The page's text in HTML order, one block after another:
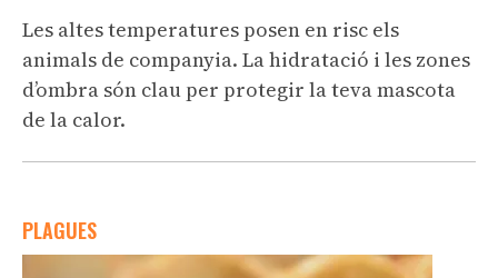
Les altes temperatures posen en risc els
animals de companyia. La hidratació i les zones
d’ombra són clau per protegir la teva mascota
de la calor.
PLAGUES